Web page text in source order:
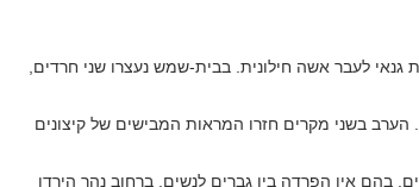
לעבר אשה חילונית. בבית-שמש נעצרו שני חרדים,
בשני מקרים חזרו המראות המבישים של קיצונים
בהם אין הפרדה בין גברים לנשים, ברחוב נהר הירדן